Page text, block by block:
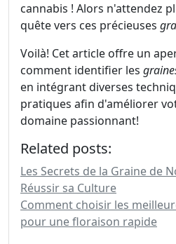
cannabis ! Alors n'attendez
quête vers ces précieuses
Voilà! Cet article offre un
comment identifier les
en intégrant diverses
pratiques afin d'améliorer
domaine passionnant!
Related posts:
Les Secrets de la Graine de
Réussir sa Culture
Comment choisir les
pour une floraison rapide